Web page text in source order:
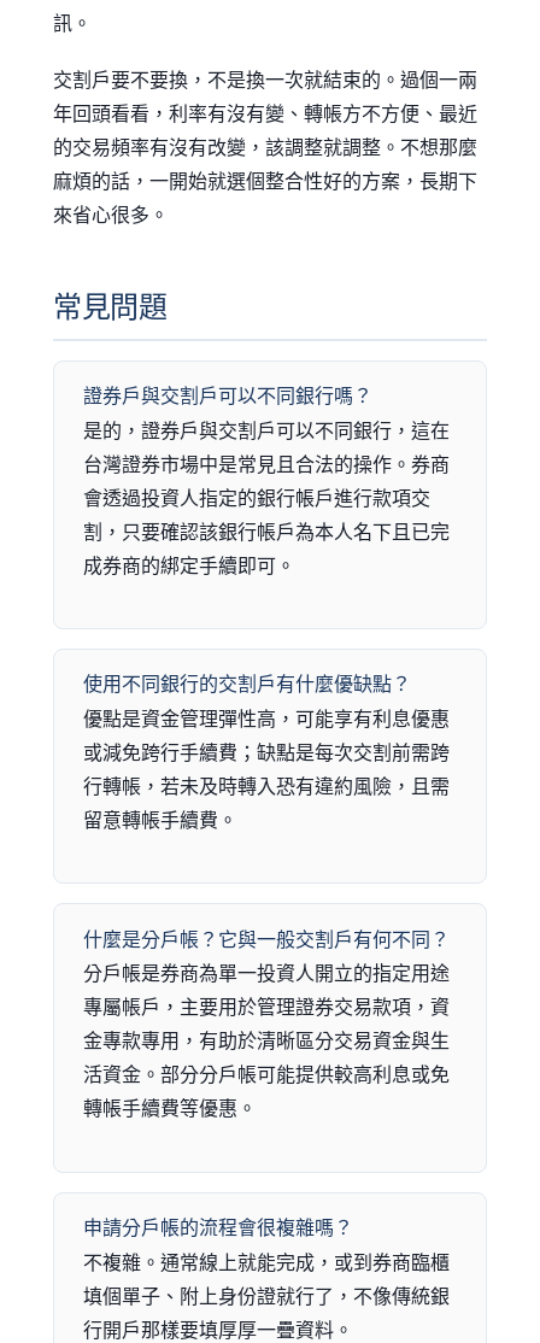
訊。
交割戶要不要換，不是換一次就結束的。過個一兩
年回頭看看，利率有沒有變、轉帳方不方便、最近
的交易頻率有沒有改變，該調整就調整。不想那麼
麻煩的話，一開始就選個整合性好的方案，長期下
來省心很多。
常見問題
證券戶與交割戶可以不同銀行嗎？
是的，證券戶與交割戶可以不同銀行，這在
台灣證券市場中是常見且合法的操作。券商
會透過投資人指定的銀行帳戶進行款項交
割，只要確認該銀行帳戶為本人名下且已完
成券商的綁定手續即可。
使用不同銀行的交割戶有什麼優缺點？
優點是資金管理彈性高，可能享有利息優惠
或減免跨行手續費；缺點是每次交割前需跨
行轉帳，若未及時轉入恐有違約風險，且需
留意轉帳手續費。
什麼是分戶帳？它與一般交割戶有何不同？
分戶帳是券商為單一投資人開立的指定用途
專屬帳戶，主要用於管理證券交易款項，資
金專款專用，有助於清晰區分交易資金與生
活資金。部分分戶帳可能提供較高利息或免
轉帳手續費等優惠。
申請分戶帳的流程會很複雜嗎？
不複雜。通常線上就能完成，或到券商臨櫃
填個單子、附上身份證就行了，不像傳統銀
行開戶那樣要填厚厚一疊資料。